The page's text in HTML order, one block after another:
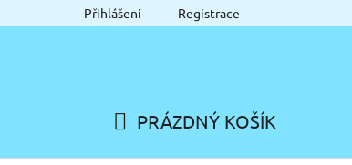
Přihlášení Registrace
PRÁZDNÝ KOŠÍK